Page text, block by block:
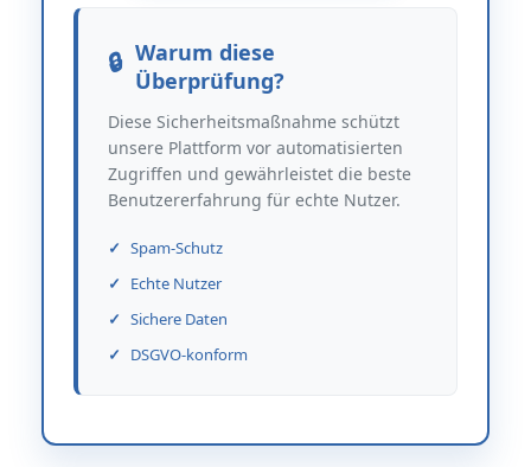
Warum diese
Überprüfung?
Diese Sicherheitsmaßnahme schützt
unsere Plattform vor automatisierten
Zugriffen und gewährleistet die beste
Benutzererfahrung für echte Nutzer.
Spam-Schutz
Echte Nutzer
Sichere Daten
DSGVO-konform